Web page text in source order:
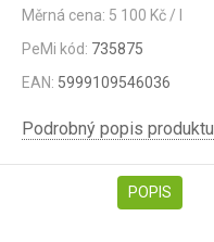
Měrná cena: 5 100 Kč / l
PeMi kód: 735875
EAN: 5999109546036
Podrobný popis produktu
POPIS